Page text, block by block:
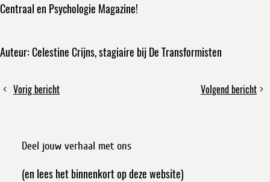
Centraal en Psychologie Magazine!
Auteur: Celestine Crijns, stagiaire bij De Transformisten
DeelVorig bericht
Gent:
Volgend bericht
Hoe
Deel jouw verhaal met ons
(en lees het binnenkort op deze website)